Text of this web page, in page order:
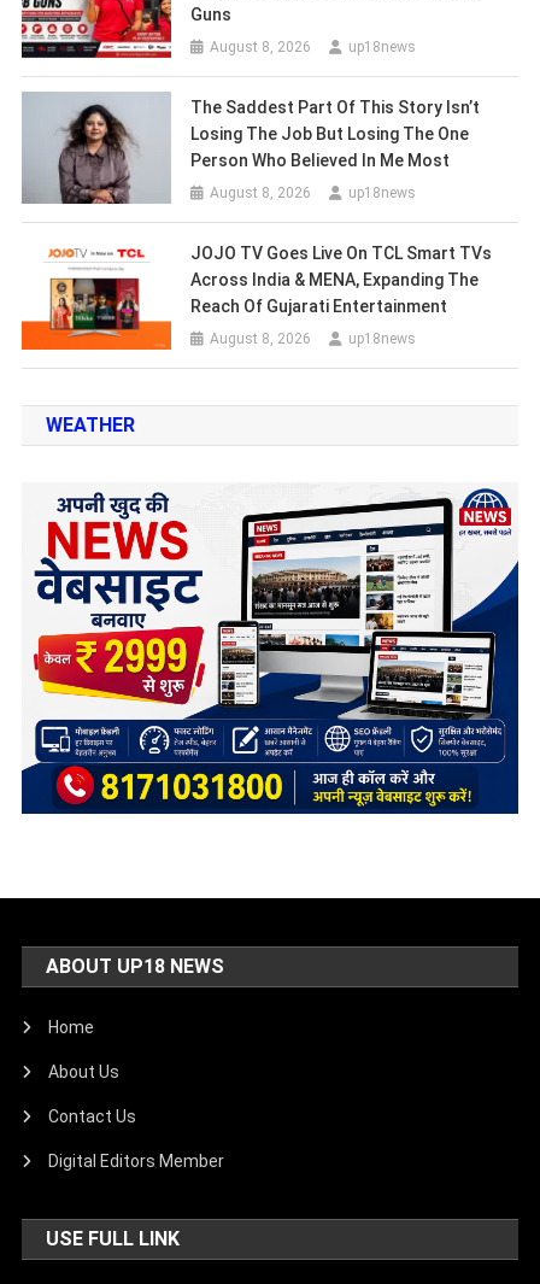
Guns
August 8, 2026 up18news
The Saddest Part Of This Story Isn’t
Losing The Job But Losing The One
Person Who Believed In Me Most
August 8, 2026 up18news
JOJO TV Goes Live On TCL Smart TVs
Across India & MENA, Expanding The
Reach Of Gujarati Entertainment
August 8, 2026 up18news
WEATHER
ABOUT UP18 NEWS
Home
About Us
Contact Us
Digital Editors Member
USE FULL LINK